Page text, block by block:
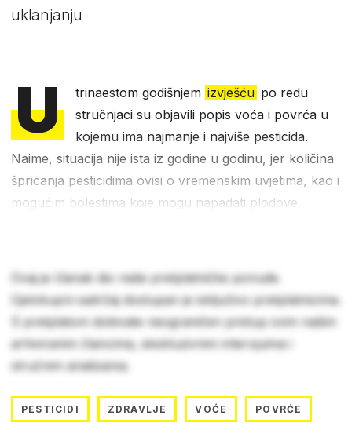
uklanjanju
U trinaestom godišnjem izvješću po redu
stručnjaci su objavili popis voća i povrća u
kojemu ima najmanje i najviše pesticida.
Naime, situacija nije ista iz godine u godinu, jer količina
špricanja pesticidima ovisi o vremenskim uvjetima, kao i
mogućim bolestima koje mogu napadati plodove.
Ovaj je članak dio naše pretplatničke ponude.
Cjelokupni sadržaj dostupan je isključivo pretplatnicima.
S pretplatom dobivate neograničen pristup svim našim
arhiviranim člancima, ekskluzivnim intervjuima i
stručnim analizama.
PESTICIDI ZDRAVLJE VOĆE POVRĆE